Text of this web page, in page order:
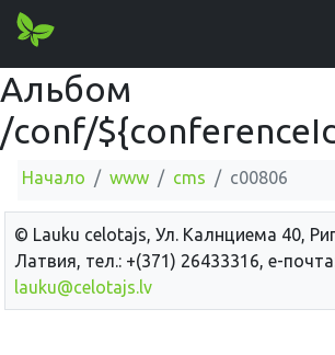
Альбом
/conf/
Начало www cms c00806
© Lauku сelotajs, Ул. Калнциема 40,
Латвия, тел.: +(371) 26433316, е-
lauku@celotajs.lv